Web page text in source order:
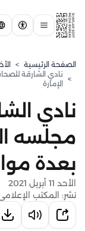
الصفحة الرئيسية >
>
نادي الشارقة
الإمارة
نادي
مجلسه
بعدة
الأحد 11 أبريل 2021
نشر: المكتب